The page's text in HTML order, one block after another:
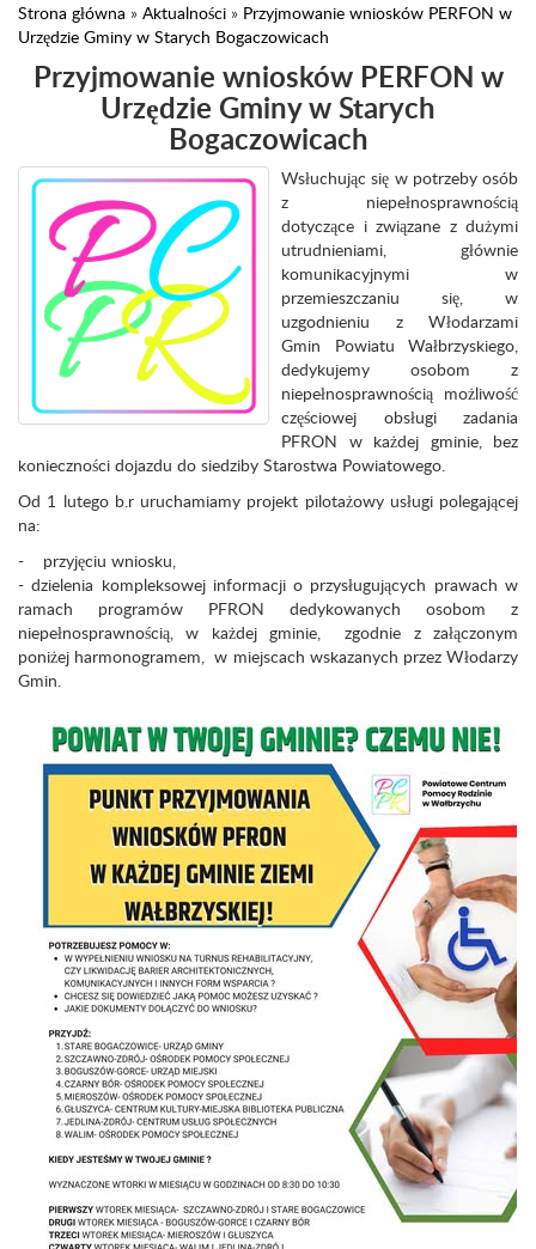
Strona główna » Aktualności » Przyjmowanie wniosków PERFON w
Urzędzie Gminy w Starych Bogaczowicach
Przyjmowanie wniosków PERFON w
Urzędzie Gminy w Starych
Bogaczowicach
Wsłuchując się w potrzeby osób
z niepełnosprawnością
dotyczące i związane z dużymi
utrudnieniami, głównie
komunikacyjnymi w
przemieszczaniu się, w
uzgodnieniu z Włodarzami
Gmin Powiatu Wałbrzyskiego,
dedykujemy osobom z
niepełnosprawnością możliwość
częściowej obsługi zadania
PFRON w każdej gminie, bez
konieczności dojazdu do siedziby Starostwa Powiatowego.
Od 1 lutego b.r uruchamiamy projekt pilotażowy usługi polegającej
na:
- przyjęciu wniosku,
- dzielenia kompleksowej informacji o przysługujących prawach w
ramach programów PFRON dedykowanych osobom z
niepełnosprawnością, w każdej gminie, zgodnie z załączonym
poniżej harmonogramem, w miejscach wskazanych przez Włodarzy
Gmin.